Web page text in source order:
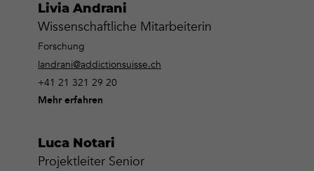
Livia Andrani
Wissenschaftliche Mitarbeiterin
Forschung
landrani@addictionsuisse.ch
+41 21 321 29 20
Mehr erfahren
Luca Notari
Projektleiter Senior